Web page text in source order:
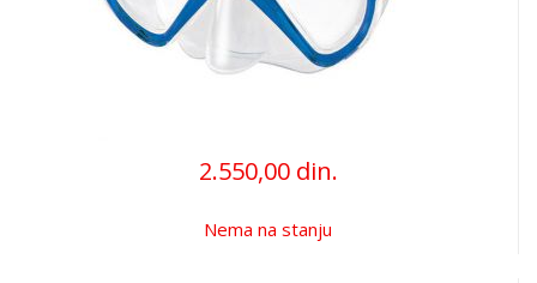
2.550,00 din.
Nema na stanju